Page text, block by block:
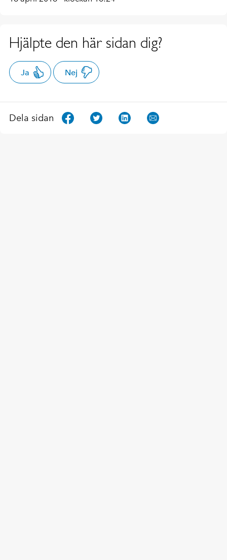
Hjälpte den här sidan dig?
Ja Nej
Dela sidan